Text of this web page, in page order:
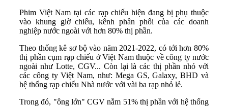
Phim Việt Nam tại các rạp chiếu hiện đang bị phụ thuộc
vào khung giờ chiếu, kênh phân phối của các doanh
nghiệp nước ngoài với hơn 80% thị phần.
Theo thống kê sơ bộ vào năm 2021-2022, có tới hơn 80%
thị phần cụm rạp chiếu ở Việt Nam thuộc về công ty nước
ngoài như Lotte, CGV... Còn lại là các thị phần nhỏ với
các công ty Việt Nam, như: Mega GS, Galaxy, BHD và
hệ thống rạp chiếu Nhà nước với vài ba rạp nhỏ lẻ.
Trong đó, "ông lớn" CGV nắm 51% thị phần với hệ thống